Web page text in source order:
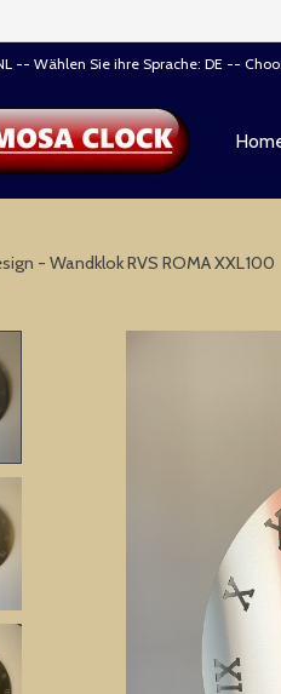
-- Wählen Sie ihre Sprache: DE --
- Wandklok RVS ROMA XXL100